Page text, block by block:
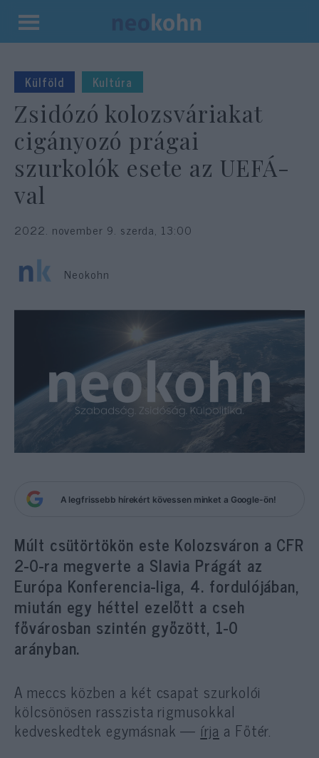
Kilépés
tartalomba
Külföld Kultúra
Zsidózó kolozsváriakat
cigányozó prágai
szurkolók esete az UEFÁ-
val
2022. november 9. szerda, 13:00
Neokohn
A legfrissebb hírekért kövessen minket a Google-ön!
Múlt csütörtökön este Kolozsváron a CFR
2-0-ra megverte a Slavia Prágát az
Európa Konferencia-liga, 4. fordulójában,
miután egy héttel ezelőtt a cseh
fővárosban szintén győzött, 1-0
arányban.
A meccs közben a két csapat szurkolói
kölcsönösen rasszista rigmusokkal
kedveskedtek egymásnak — írja a Főtér.